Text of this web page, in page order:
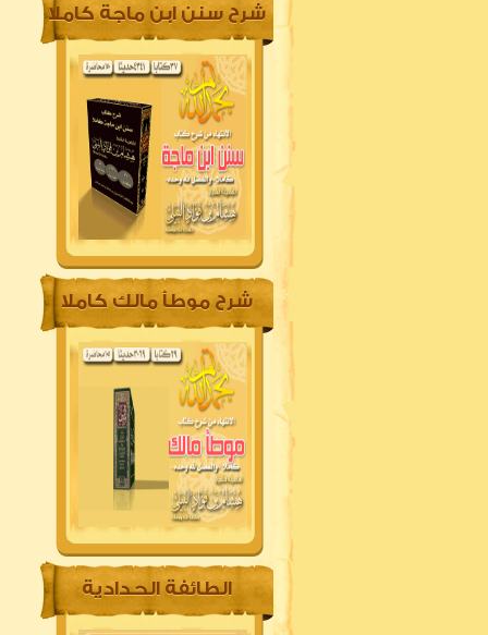
شرح سنن ابن ماجة كاملا
شرح موطأ مالك كاملا
الطائفة الحدادية